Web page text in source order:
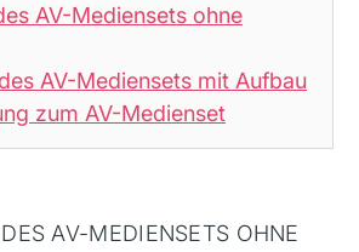
AV-Mediensets ohne
AV-Mediensets mit Aufbau
zum AV-Medienset
AV-MEDIENSETS OHNE